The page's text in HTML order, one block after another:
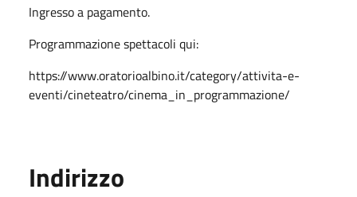
Ingresso a pagamento.
Programmazione spettacoli qui:
https://www.oratorioalbino.it/category/attivita-e-
eventi/cineteatro/cinema_in_programmazione/
Indirizzo